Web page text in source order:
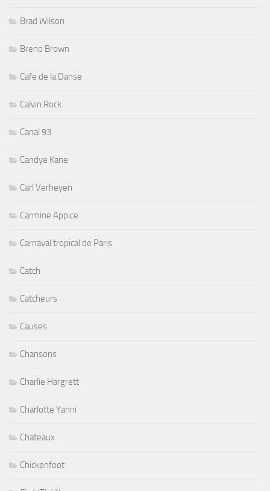
Brad Wilson
Breno Brown
Cafe de la Danse
Calvin Rock
Canal 93
Candye Kane
Carl Verheyen
Carmine Appice
Carnaval tropical de Paris
Catch
Catcheurs
Causes
Chansons
Charlie Hargrett
Charlotte Yanni
Chateaux
Chickenfoot